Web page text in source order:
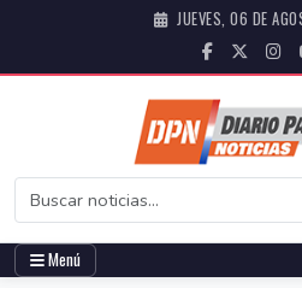
JUEVES, 06 DE
Menú